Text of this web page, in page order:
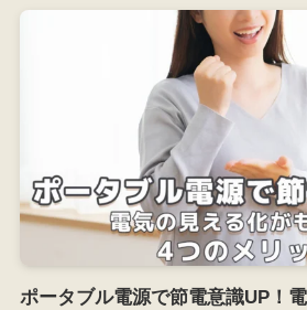
ポータブル電源で節電意識UP！